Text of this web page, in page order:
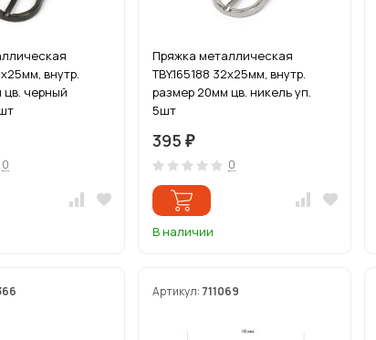
внутр.
черный
0
Пряжка металлическая
TBY.165188 32х25мм, внутр.
размер 20мм цв. никель уп.
5шт
395 ₽
0
В наличии
Артикул: 711069